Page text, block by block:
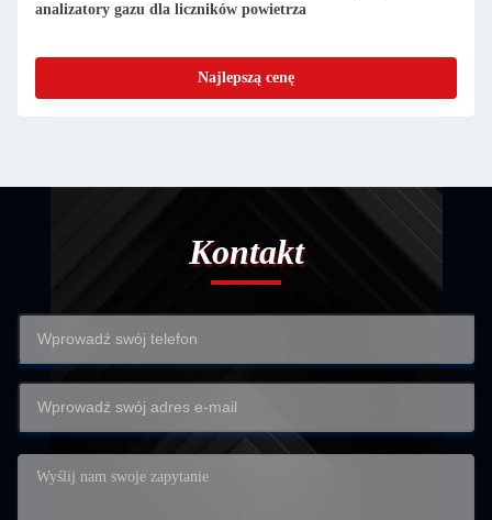
wewnętrznego Temperatura wilgotność 400ppm - 5000ppm
Najlepszą cenę
Kontakt